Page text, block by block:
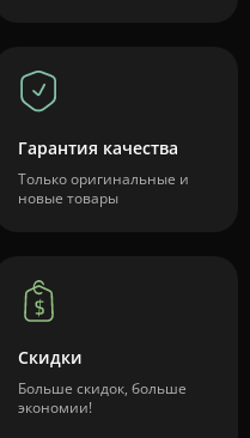
Гарантия качества
Только оригинальные и
новые товары
Скидки
Больше скидок, больше
экономии!